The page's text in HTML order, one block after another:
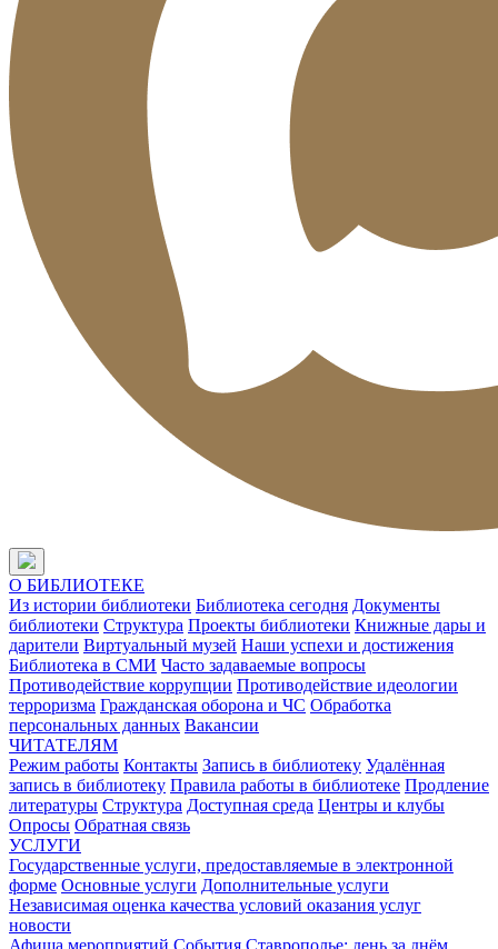
О БИБЛИОТЕКЕ
Из истории библиотеки Библиотека сегодня Документы
библиотеки Структура Проекты библиотеки Книжные дары и
дарители Виртуальный музей Наши успехи и достижения
Библиотека в СМИ Часто задаваемые вопросы
Противодействие коррупции Противодействие идеологии
терроризма Гражданская оборона и ЧС Обработка
персональных данных Вакансии
ЧИТАТЕЛЯМ
Режим работы Контакты Запись в библиотеку Удалённая
запись в библиотеку Правила работы в библиотеке Продление
литературы Структура Доступная среда Центры и клубы
Опросы Обратная связь
УСЛУГИ
Государственные услуги, предоставляемые в электронной
форме Основные услуги Дополнительные услуги
Независимая оценка качества условий оказания услуг
новости
Афиша мероприятий События Ставрополье: день за днём